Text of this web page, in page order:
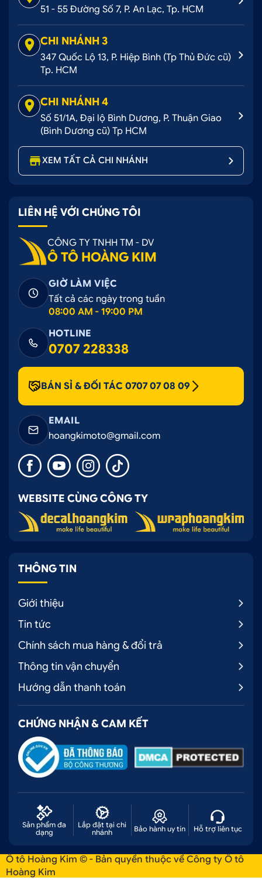
51 - 55 Đường Số 7, P. An Lạc, Tp. HCM
CHI NHÁNH 3
347 Quốc Lộ 13, P. Hiệp Bình (Tp Thủ Đức cũ)
Tp. HCM
CHI NHÁNH 4
Số 51/1A, Đại lộ Bình Dương, P. Thuận Giao
(Bình Dương cũ) Tp HCM
XEM TẤT CẢ CHI NHÁNH
LIÊN HỆ VỚI CHÚNG TÔI
CÔNG TY TNHH TM - DV
Ô TÔ HOÀNG KIM
GIỜ LÀM VIỆC
Tất cả các ngày trong tuần
08:00 AM - 19:00 PM
HOTLINE
0707 228338
BÁN SỈ & ĐỐI TÁC 0707 07 08 09
EMAIL
hoangkimoto@gmail.com
WEBSITE CÙNG CÔNG TY
THÔNG TIN
Giới thiệu
Tin tức
Chính sách mua hàng & đổi trả
Thông tin vận chuyển
Hướng dẫn thanh toán
CHỨNG NHẬN & CAM KẾT
Sản phẩm đa
dạng
Lắp đặt tại chi
nhánh
Bảo hành uy tín Hỗ trợ liên tục
Ô tô Hoàng Kim © - Bản quyền thuộc về Công ty Ô tô
Hoàng Kim